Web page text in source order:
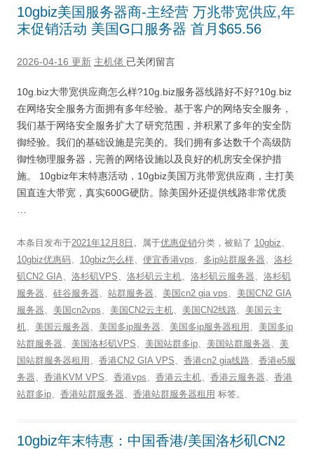
10gbiz美国服务器商-主经营 万兆带宽供应,年
末促销活动 美国G口服务器 首月$65.56
2026-04-16 更新 主机佬 已关闭留言
10g.biz大带宽供应商怎么样?10g.biz服务器线路好不好?10g.biz
在网络安全服务方面拥有多年经验。基于客户的网络安全服务，
我们基于网络安全服务扩大了研究范围，并积累了多年的安全防
御经验。我们的基础设施是完美的。我们拥有多达数千个高级防
御性物理服务器，完善的网络设施以及良好的机房安全保护措
施。 10gbiz年末特惠活动，10gbiz美国万兆带宽供应商，主打美
国直连大带宽，真实600G硬防。除美国外还提供线路非常优质
本条目发布于2021年12月8日 。属于优惠促销分类，被贴了 10gbiz、
10gbiz优惠码、 10gbiz怎么样、 便宜香港vps、 多ip站群服务器、 洛杉
矶CN2 GIA、 洛杉矶VPS、 洛杉矶云主机、 洛杉矶云服务器、 洛杉矶
服务器、 硅谷服务器、 站群服务器、 美国cn2 gia vps、 美国CN2 GIA
服务器、 美国cn2vps、 美国CN2云主机、 美国CN2线路、 美国云主
机、 美国云服务器、 美国多ip服务器、 美国多ip服务器租用 、 美国多ip
站群服务器、 美国洛杉矶VPS、 美国站群多ip、 美国站群服务器、 美
国站群服务器租用 、 香港CN2 GIA VPS、 香港cn2 gia线路、 香港e5服
务器、 香港KVM VPS、 香港vps、 香港云主机、 香港云服务器、 香港
站群多ip、 香港站群服务器、 香港站群服务器租用 标签。
10gbiz年末特惠：中国香港/美国洛杉矶CN2